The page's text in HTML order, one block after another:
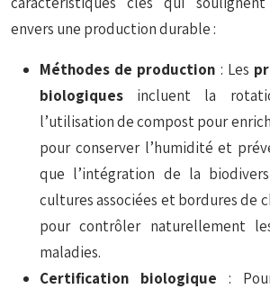
envers une production durable :
Méthodes de production : Les
biologiques incluent la
l’utilisation de compost pour
pour conserver l’humidité et
que l’intégration de la
cultures associées et bordures de
pour contrôler naturellement
maladies.
Certification biologique :